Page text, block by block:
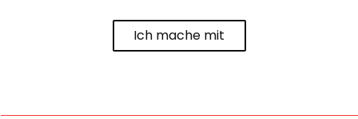
Ich mache mit